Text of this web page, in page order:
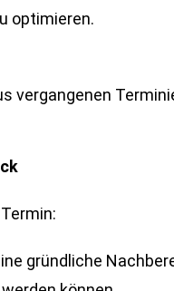
optimieren.
vergangenen
gründliche